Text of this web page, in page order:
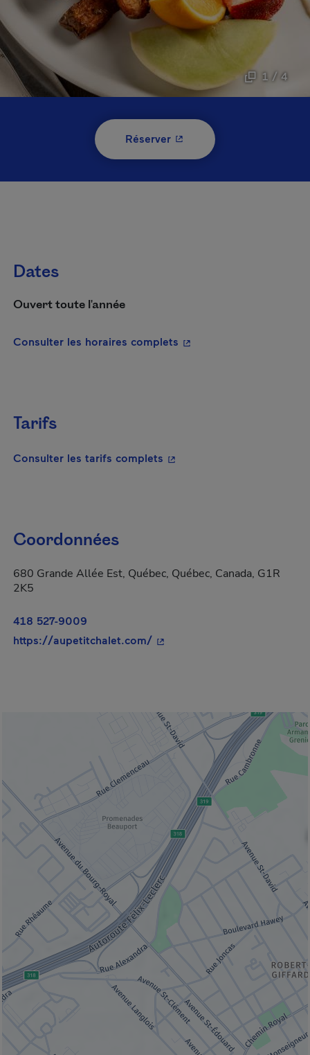
1 / 4
Réserver- Cet hyperlien s'ouvrira
Dates
Ouvert toute l'année
Consulter les horaires complets - Cet hyperlien
Tarifs
Consulter les tarifs complets - Cet hyperlien s'ouvrira
Coordonnées
680 Grande Allée Est, Québec, Québec, Canada, G1R
2K5
418 527-9009
https://aupetitchalet.com/- Cet hyperlien s'ouvrira